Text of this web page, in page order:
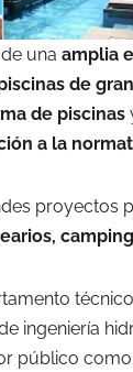
una amplia
de
de piscinas
a la
proyectos
ingeniería
público